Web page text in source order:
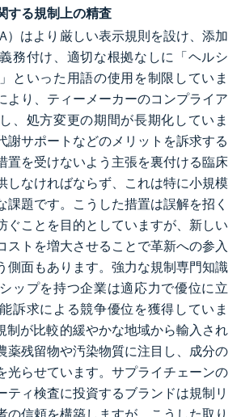
する規制上の精査
）はより厳しい表示規則を設け、添加
務付け、適切な根拠なしに「ヘルシ
といった用語の使用を制限していま
より、ティーメーカーのコンプライア
、処方変更の期間が長期化していま
謝サポートなどのメリットを訴求する
置を受けないよう主張を裏付ける臨床
しなければならず、これは特に小規模
課題です。こうした措置は誤解を招く
ぐことを目的としていますが、新しい
ストを増大させることで革新への参入
側面もあります。強力な規制専門知識
ップを持つ企業は適応力で優位に立
訴求による競争優位を獲得していま
制が比較的緩やかな地域から輸入され
薬残留物や汚染物質に注目し、成分の
光らせています。サプライチェーンの
ティ検査に投資するブランドは規制リ